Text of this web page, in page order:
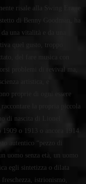
risale alla Swing Era, e
di Benny Goodman, ha
una vitalità e da una
quel gusto, troppo
del fare musica con
problemi di revival ma,
artistica, e
proprie di ogni essere
la propria piccola
di nascita di Lionel
o 1913 o ancora 1914.
autentico “pezzo di
uomo senza età, un uomo
egli sintetizza o dilata
istrionismo,